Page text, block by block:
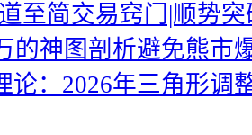
至简交易窍门|顺势突
的神图剖析避免熊市
论：2026年三角形调